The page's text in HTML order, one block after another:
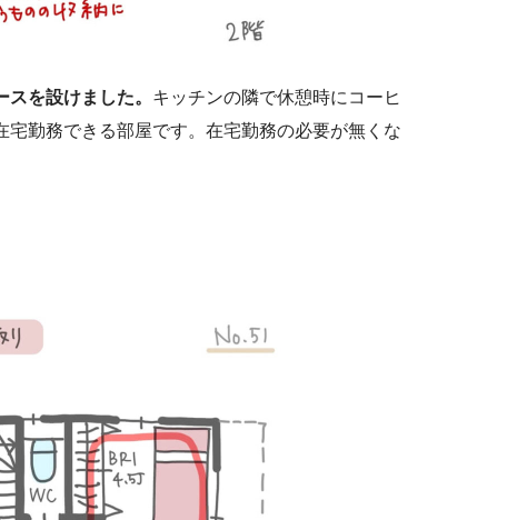
を設けました。 キッチンの隣で休憩時にコーヒ
勤務できる部屋です。在宅勤務の必要が無くな